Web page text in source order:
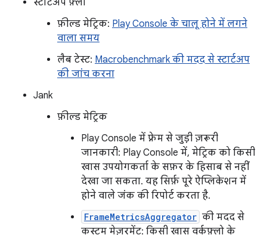
स्टार्टअप फ़्लो
फ़ील्ड मेट्रिक: Play Console के चालू होने में लगने
वाला समय
लैब टेस्ट: Macrobenchmark की मदद से स्टार्टअप
की जांच करना
Jank
फ़ील्ड मेट्रिक
Play Console में फ़्रेम से जुड़ी ज़रूरी
जानकारी: Play Console में, मेट्रिक को किसी
खास उपयोगकर्ता के सफ़र के हिसाब से नहीं
देखा जा सकता. यह सिर्फ़ पूरे ऐप्लिकेशन में
होने वाले जंक की रिपोर्ट करता है.
FrameMetricsAggregator की मदद से
कस्टम मेज़रमेंट: किसी खास वर्कफ़्लो के